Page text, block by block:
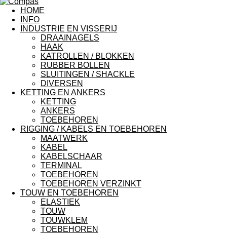
HOME
INFO
INDUSTRIE EN VISSERIJ
DRAAINAGELS
HAAK
KATROLLEN / BLOKKEN
RUBBER BOLLEN
SLUITINGEN / SHACKLE
DIVERSEN
KETTING EN ANKERS
KETTING
ANKERS
TOEBEHOREN
RIGGING / KABELS EN TOEBEHOREN
MAATWERK
KABEL
KABELSCHAAR
TERMINAL
TOEBEHOREN
TOEBEHOREN VERZINKT
TOUW EN TOEBEHOREN
ELASTIEK
TOUW
TOUWKLEM
TOEBEHOREN